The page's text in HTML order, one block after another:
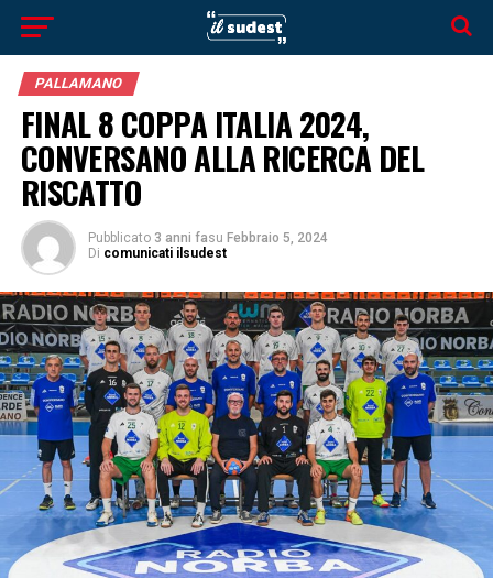
PALLAMANO
FINAL 8 COPPA ITALIA 2024,
CONVERSANO ALLA RICERCA DEL
RISCATTO
Pubblicato 3 anni fasu Febbraio 5, 2024
Di comunicati ilsudest